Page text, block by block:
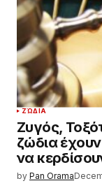
ΖΏΔΙΑ
Ζυγός,
ζώδια
να
by Pan Orama